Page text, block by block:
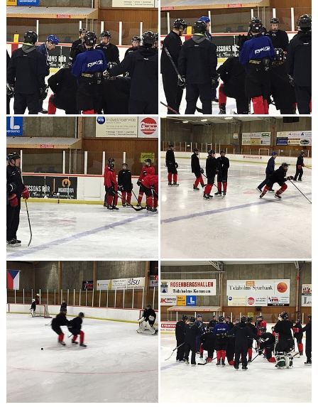
KIOSKEN
THF UNGDOMSPOLICY - RÖDA TRÅD
PROFILKLÄDER
BILDGALLERI
TRISSBOLAGET
DOKUMENT
ALLMÄNHETENS ÅKNING
FÖRSÄKRING